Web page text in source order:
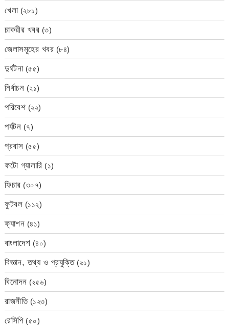
খেলা(২৮১)
চাকরীর খবর (৩)
জেলাসমূহের খবর (৮৪)
দুর্ঘটনা(৫৫)
নির্বাচন (২১)
পরিবেশ (২২)
পর্যটন (৭)
প্রবাস (৫৫)
ফটো গ্যালারি (১)
ফিচার (৩০৭)
ফুটবল (১১২)
ফ্যাশন (৪১)
বাংলাদেশ (৪০)
বিজ্ঞান, তথ্য ও প্রযুক্তি(৬১)
বিনোদন (২৫৬)
রাজনীতি(১২৩)
রেসিপি(৫০)